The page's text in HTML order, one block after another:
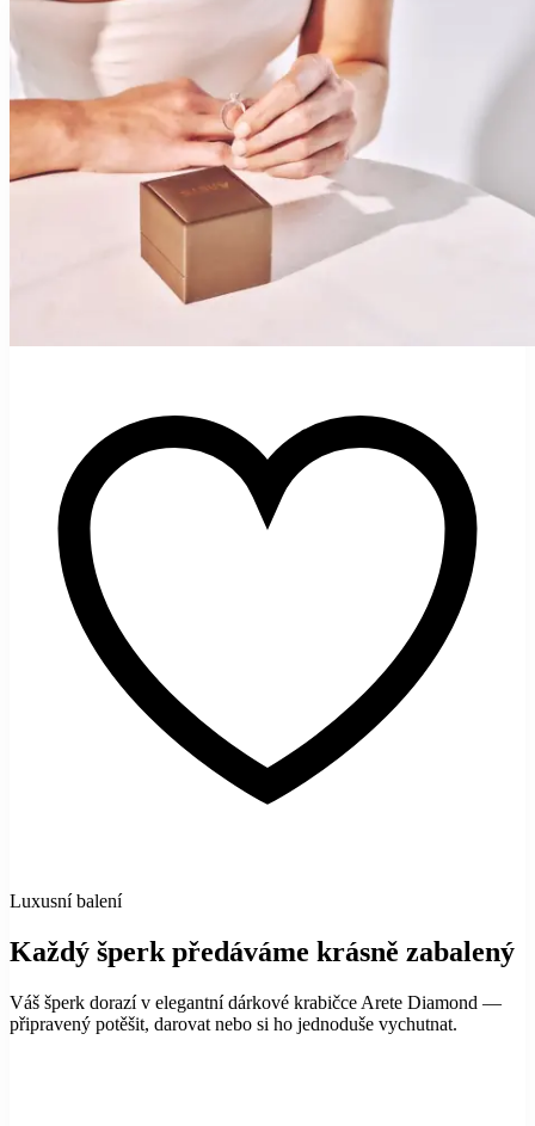
Luxusní balení
Každý šperk předáváme krásně zabalený
Váš šperk dorazí v elegantní dárkové krabičce Arete Diamond —
připravený potěšit, darovat nebo si ho jednoduše vychutnat.